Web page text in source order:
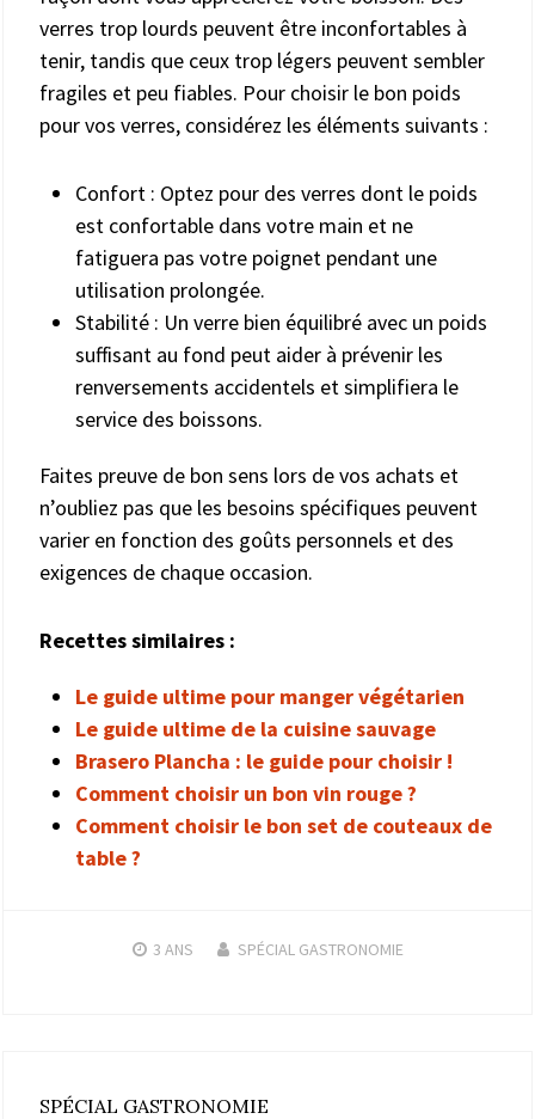
verres trop lourds peuvent être inconfortables à
tenir, tandis que ceux trop légers peuvent sembler
fragiles et peu fiables. Pour choisir le bon poids
pour vos verres, considérez les éléments suivants :
Confort : Optez pour des verres dont le poids
est confortable dans votre main et ne
fatiguera pas votre poignet pendant une
utilisation prolongée.
Stabilité : Un verre bien équilibré avec un poids
suffisant au fond peut aider à prévenir les
renversements accidentels et simplifiera le
service des boissons.
Faites preuve de bon sens lors de vos achats et
n’oubliez pas que les besoins spécifiques peuvent
varier en fonction des goûts personnels et des
exigences de chaque occasion.
Recettes similaires :
Le guide ultime pour manger végétarien
Le guide ultime de la cuisine sauvage
Brasero Plancha : le guide pour choisir !
Comment choisir un bon vin rouge ?
Comment choisir le bon set de couteaux de
table ?
3 ANS SPÉCIAL GASTRONOMIE
SPÉCIAL GASTRONOMIE